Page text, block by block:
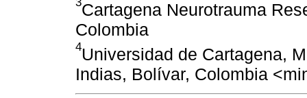
Cartagena Neurotrauma
Colombia
4Universidad de Cartagena,
Indias, Bolívar, Colombia